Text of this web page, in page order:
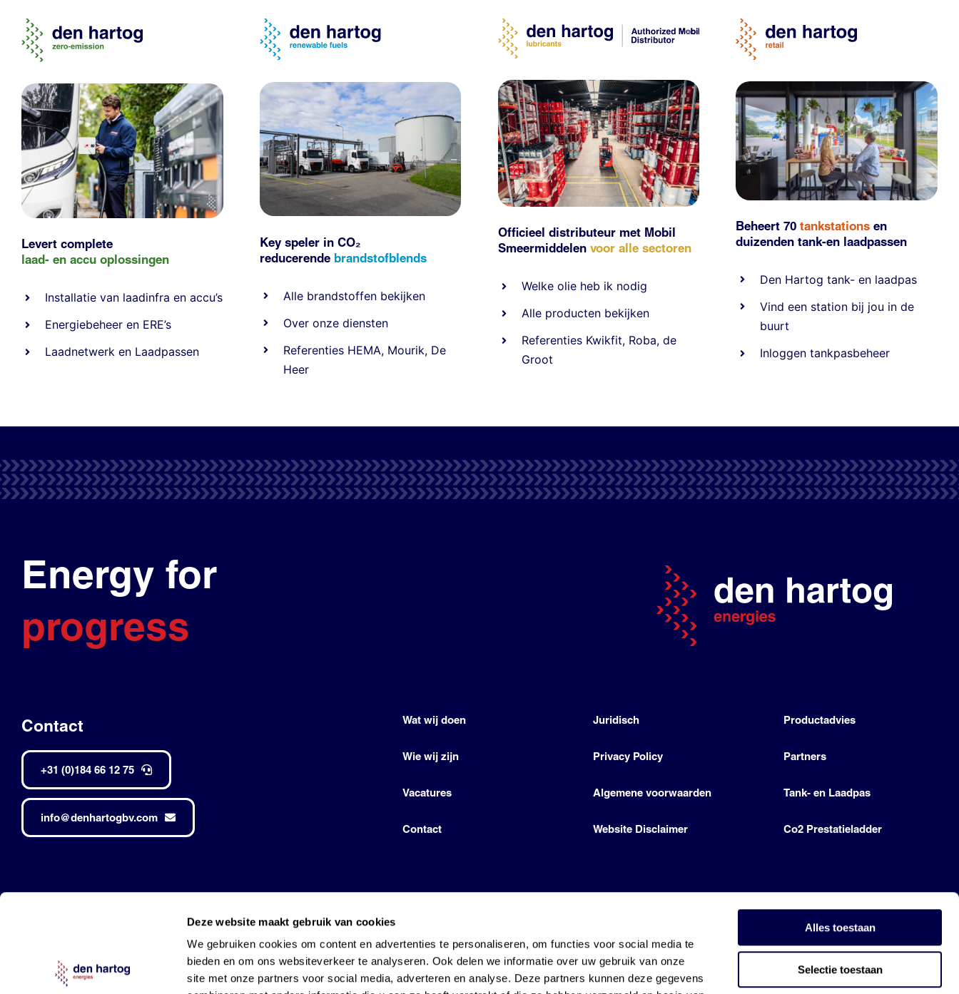
Deze website maakt gebruik van cookies
We gebruiken cookies om content en advertenties te personaliseren, om functies voor social media te
bieden en om ons websiteverkeer te analyseren. Ook delen we informatie over uw gebruik van onze
site met onze partners voor social media, adverteren en analyse. Deze partners kunnen deze gegevens
Alles toestaan
Selectie toestaan
Levert complete
laad- en accu oplossingen
Installatie van laadinfra en accu’s
Energiebeheer en ERE’s
Laadnetwerk en Laadpassen
Key speler in CO₂
reducerende brandstofblends
Alle brandstoffen bekijken
Over onze diensten
Referenties HEMA, Mourik, De
Heer
Officieel distributeur met Mobil
Smeermiddelen voor alle sectoren
Welke olie heb ik nodig
Alle producten bekijken
Referenties Kwikfit, Roba, de
Groot
Beheert 70tankstationsen
duizendentank-en laadpassen
Den Hartog tank- en laadpas
Vind een station bij jou in de
buurt
Inloggen tankpasbeheer
Energy for
progress
Contact
+31 (0)184 66 12 75
info@denhartogbv.com
Wat wij doen
Wie wij zijn
Vacatures
Contact
Juridisch
Privacy Policy
Algemene voorwaarden
Website Disclaimer
Productadvies
Partners
Tank- en Laadpas
Co2 Prestatieladder
Den Hartog • Alle rechten voorbehouden •
Made by Robuust
and used under license by Den Hartog Energies